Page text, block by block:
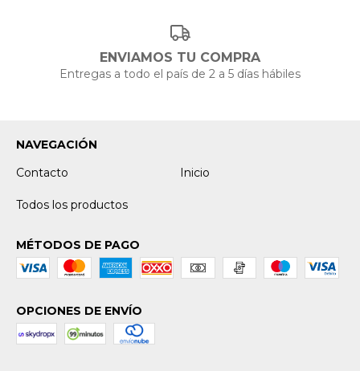
ENVIAMOS TU COMPRA
Entregas a todo el país de 2 a 5 días hábiles
NAVEGACIÓN
Contacto
Inicio
Todos los productos
MÉTODOS DE PAGO
OPCIONES DE ENVÍO